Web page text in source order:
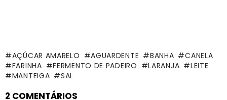
AÇÚCAR AMARELO AGUARDENTE BANHA
CANELA
FARINHA
FERMENTO DE PADEIRO LARANJA
LEITE
MANTEIGA
SAL
2 COMENTÁRIOS